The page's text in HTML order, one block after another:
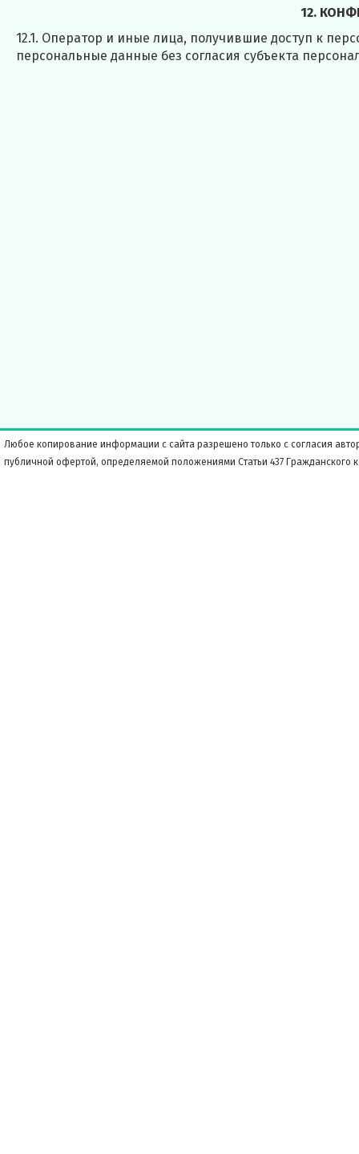
12.
12.1. Оператор и иные лица, получившие доступ к
персональные данные без согласия субъекта
Любое копирование информации с сайта разрешено только с согласия
публичной офертой, определяемой положениями Статьи 437 Гражданского